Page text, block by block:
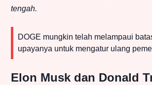
tengah.
DOGE mungkin telah melampaui
upayanya untuk mengatur ulang
Elon Musk dan Donald